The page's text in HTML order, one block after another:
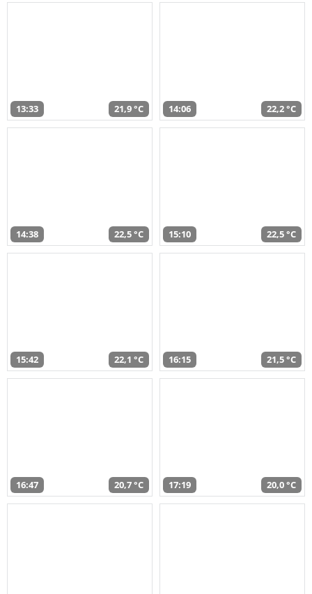
13:33 21,9 °C 14:06 22,2 °C
14:38 22,5 °C 15:10 22,5 °C
15:42 22,1 °C 16:15 21,5 °C
16:47 20,7 °C 17:19 20,0 °C